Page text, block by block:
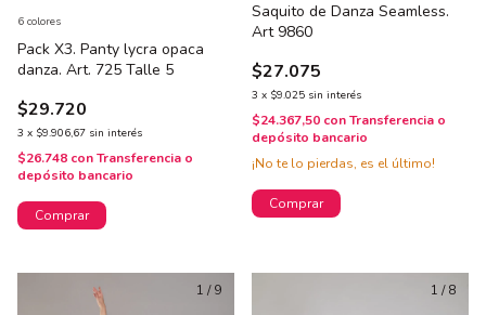
Pack X3. Panty lycra opaca
danza. Art. 725 Talle 5
$29.720
3 x $9.906,67 sin interés
$26.748 conTransferencia o
depósito bancario
6 colores
Comprar
Saquito de Danza Seamless.
Art 9860
$27.075
3 x $9.025 sin interés
$24.367,50 conTransferencia o
depósito bancario
¡No te lo pierdas, es el último!
Comprar
1 /9 1 /8